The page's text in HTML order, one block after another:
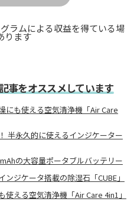
ラムによる収益を得ている場
ります
事をオススメしています
にも使える空気清浄機「Air Care
半永久的に使えるインジケーター
の大容量ポータブルバッテリー
ジケータ搭載の除湿石「CUBE」
える空気清浄機「Air Care 4in1」